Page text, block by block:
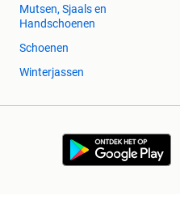
Mutsen, Sjaals en
Handschoenen
Schoenen
Winterjassen